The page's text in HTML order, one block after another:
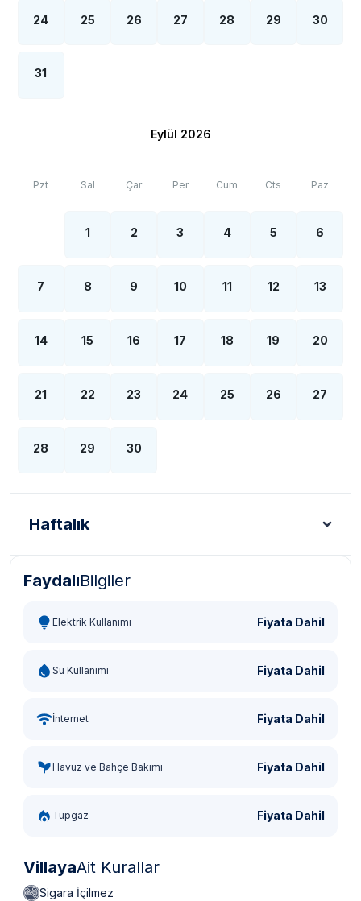
24 25 26 27 28 29 30
31
Eylül 2026
Pzt Sal Çar Per Cum Cts Paz
1 2 3 4 5 6
7 8 9 10 11 12 13
14 15 16 17 18 19 20
21 22 23 24 25 26 27
28 29 30
Haftalık
Türk Lirası - TL
FaydalıBilgiler
Elektrik Kullanımı Fiyata Dahil
Su Kullanımı Fiyata Dahil
İnternet Fiyata Dahil
Havuz ve Bahçe Bakımı Fiyata Dahil
Tüpgaz Fiyata Dahil
VillayaAit Kurallar
Sigara İçilmez